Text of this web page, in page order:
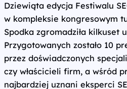
Dziewiąta edycja Festiwalu
w kompleksie kongresowym
Spodka zgromadziła kilkuset
Przygotowanych zostało 10
przez doświadczonych
czy właścicieli firm, a wśród
najbardziej uznani eksperci